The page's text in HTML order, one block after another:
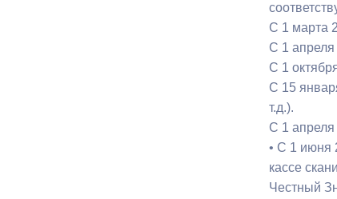
С 1 марта
С 1 апреля
С 1
С 15
т.д.).
С 1 апреля
• С 1 июня
кассе
Честный